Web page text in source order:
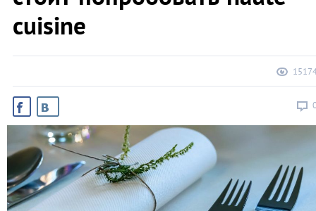
cuisine